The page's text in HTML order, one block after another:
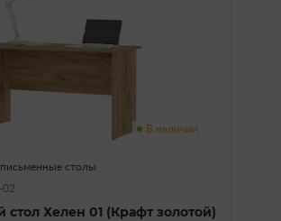
В наличии
столы
02
Хелен 01 (Крафт золотой)